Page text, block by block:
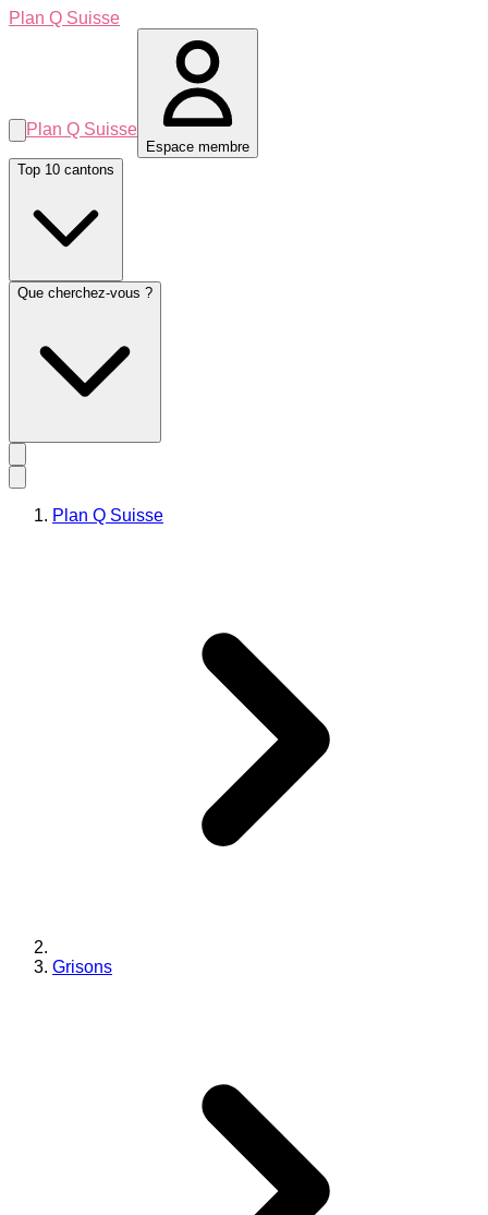
Plan Q Suisse
Plan Q Suisse
Espace membre
Top 10 cantons
Que cherchez-vous ?
Plan Q Suisse
Grisons